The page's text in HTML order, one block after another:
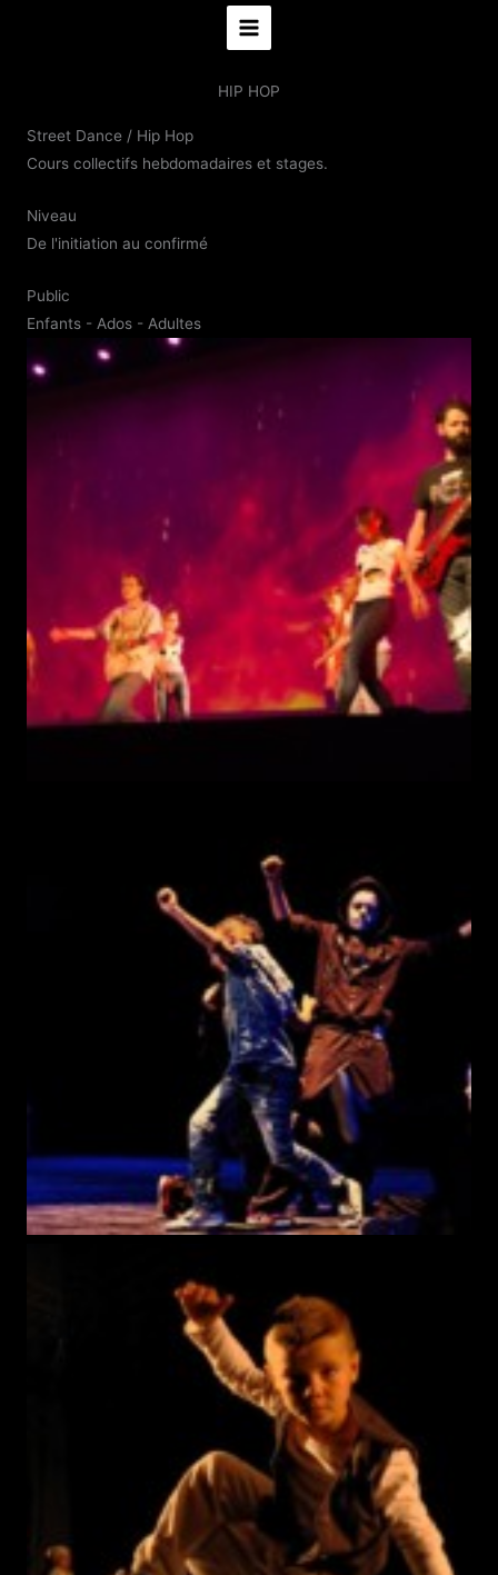
HIP HOP
Street Dance / Hip Hop
Cours collectifs hebdomadaires et stages.
Niveau
De l'initiation au confirmé
Public
Enfants - Ados - Adultes